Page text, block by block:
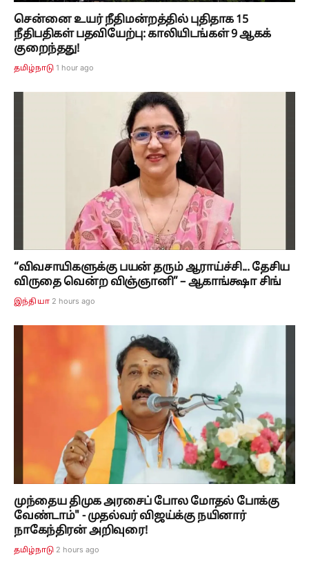
சென்னை உயர் நீதிமன்றத்தில் புதிதாக 15
நீதிபதிகள் பதவியேற்பு: காலியிடங்கள் 9 ஆகக்
குறைந்தது!
தமிழ்நாடு 1 hour ago
“விவசாயிகளுக்கு பயன் தரும் ஆராய்ச்சி... தேசிய
விருதை வென்ற விஞ்ஞானி” – ஆகாங்க்ஷா சிங்
இந்தியா 2 hours ago
முந்தைய திமுக அரசைப் போல மோதல் போக்கு
வேண்டாம்" - முதல்வர் விஜய்க்கு நயினார்
நாகேந்திரன் அறிவுரை!
தமிழ்நாடு 2 hours ago